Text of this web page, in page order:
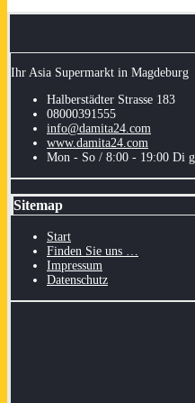
Ihr Asia Supermarkt in Magdeburg
Halberstädter Strasse 183
08000391555
info@damita24.com
www.damita24.com
Mon - So / 8:00 - 19:00 Di
Sitemap
Start
Finden Sie uns …
Impressum
Datenschutz